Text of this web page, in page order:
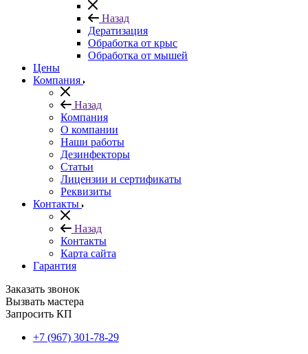
Назад
Дератизация
Обработка от крыс
Обработка от мышей
Цены
Компания
Назад
Компания
О компании
Наши работы
Дезинфекторы
Статьи
Лицензии и сертификаты
Реквизиты
Контакты
Назад
Контакты
Карта сайта
Гарантия
Заказать звонок
Вызвать мастера
Запросить КП
+7 (967) 301-78-29